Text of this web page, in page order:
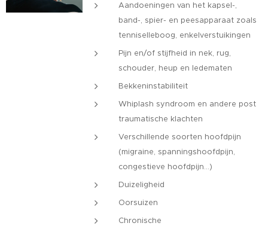
Aandoeningen van het kapsel-,
band-, spier- en peesapparaat zoals
tenniselleboog, enkelverstuikingen
Pijn en/of stijfheid in nek, rug,
schouder, heup en ledematen
Bekkeninstabiliteit
Whiplash syndroom en andere post
traumatische klachten
Verschillende soorten hoofdpijn
(migraine, spanningshoofdpijn,
congestieve hoofdpijn...)
Duizeligheid
Oorsuizen
Chronische